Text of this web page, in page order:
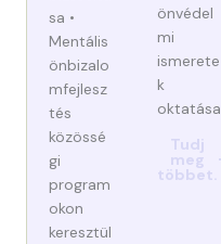
sa •
Mentális
önbizalo
mfejlesz
tés
közössé
gi
program
okon
keresztül
önvédel
mi
ismerete
k
oktatása
Tudj
meg
többet.